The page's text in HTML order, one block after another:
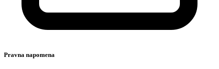
Pravna napomena